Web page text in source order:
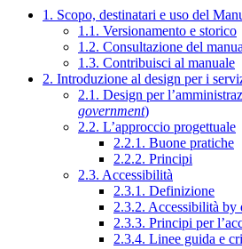
1. Scopo, destinatari e uso del
1.1. Versionamento e storico
1.2. Consultazione del
1.3. Contribuisci al manuale
2. Introduzione al design per i
2.1. Design per
government)
2.2. L’approccio progettuale
2.2.1. Buone pratiche
2.2.2. Principi
2.3. Accessibilità
2.3.1. Definizione
2.3.2. Accessibilità by
2.3.3. Principi per
2.3.4. Linee guida e